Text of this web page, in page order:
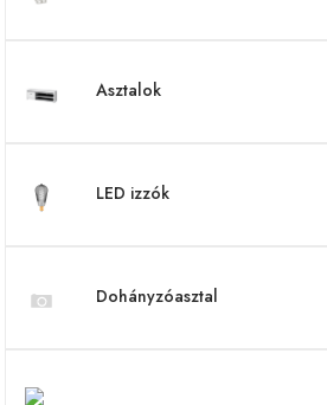
Asztalok
LED izzók
Dohányzóasztal